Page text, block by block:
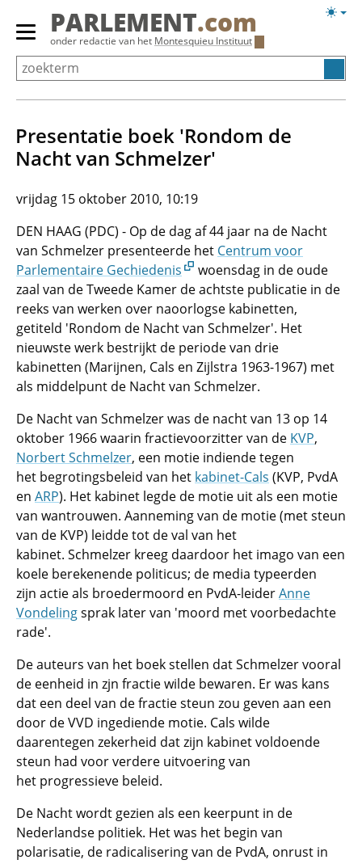
Overslaan
Primair
menu
tonen/verbergen
PARLEMENT.com
onder redactie van het Montesquieu Instituut
Presentatie boek 'Rondom de
Nacht van Schmelzer'
vrijdag 15 oktober 2010, 10:19
DEN HAAG (PDC) - Op de dag af 44 jaar na de Nacht
van Schmelzer presenteerde het Centrum voor
Parlementaire Gechiedenis
woensdag in de oude
zaal van de Tweede Kamer de achtste publicatie in de
reeks van werken over naoorlogse kabinetten,
getiteld 'Rondom de Nacht van Schmelzer'. Het
nieuwste werk bestrijkt de periode van drie
kabinetten (Marijnen, Cals en Zijlstra 1963-1967) met
als middelpunt de Nacht van Schmelzer.
De Nacht van Schmelzer was de nacht van 13 op 14
oktober 1966 waarin fractievoorzitter van de KVP,
Norbert Schmelzer, een motie indiende tegen
het begrotingsbeleid van het kabinet-Cals (KVP, PvdA
en ARP). Het kabinet legde de motie uit als een motie
van wantrouwen. Aanneming van de motie (met steun
van de KVP) leidde tot de val van het
kabinet. Schmelzer kreeg daardoor het imago van een
koele berekenende politicus; de media typeerden
zijn actie als broedermoord en PvdA-leiderAnne
Vondelingsprak later van 'moord met voorbedachte
rade'.
De auteurs van het boek stellen dat Schmelzer vooral
de eenheid in zjn fractie wilde bewaren. Er was kans
dat een deel van de fractie steun zou geven aan een
door de VVD ingediende motie. Cals wilde
daarentegen zekerheid dat zijn kabinet voldoende
steun had voor verdere uitvoering van
het progressieve beleid.
De Nacht wordt gezien als een keerpunt in de
Nederlandse politiek. Het was het begin van
polarisatie, de radicalisering van de PvdA, onrust in